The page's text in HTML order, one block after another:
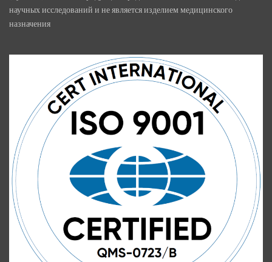
научных исследований и не является изделием медицинского
назначения